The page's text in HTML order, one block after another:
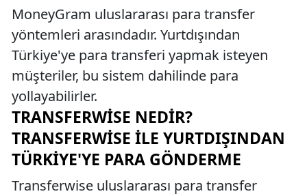
MoneyGram uluslararası para transfer
yöntemleri arasındadır. Yurtdışından
Türkiye'ye para transferi yapmak isteyen
müşteriler, bu sistem dahilinde para
yollayabilirler.
TRANSFERWISE NEDIR?
TRANSFERWISE İLE YURTDIŞINDAN
TÜRKIYE'YE PARA GÖNDERME
Transferwise uluslararası para transfer